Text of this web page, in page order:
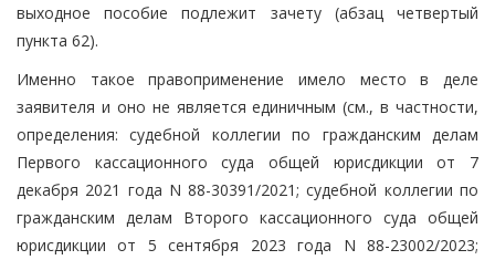
выходное пособие подлежит зачету (абзац четвертый
пункта 62).
Именно такое правоприменение имело место в деле
заявителя и оно не является единичным (см., в частности,
определения: судебной коллегии по гражданским делам
Первого кассационного суда общей юрисдикции от 7
декабря 2021 года N 88-30391/2021; судебной коллегии по
гражданским делам Второго кассационного суда общей
юрисдикции от 5 сентября 2023 года N 88-23002/2023;